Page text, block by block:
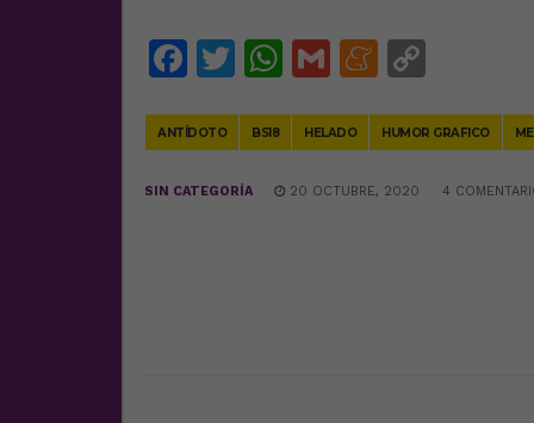
Facebook
Twitter
WhatsApp
Gmail
ANTÍDOTO BS18 HELADO HUMOR GRAFICO
SIN CATEGORÍA 20 OCTUBRE, 2020 4